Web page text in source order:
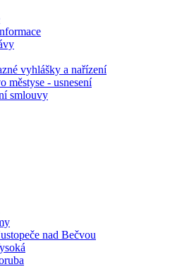
vyhlášky a nařízení
městyse - usnesení
smlouvy
nad Bečvou